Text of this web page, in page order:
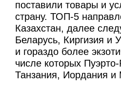
поставили товары и
страну. ТОП-5
Казахстан, далее
Беларусь, Киргизия и
и гораздо более
числе которых
Танзания, Иордания и